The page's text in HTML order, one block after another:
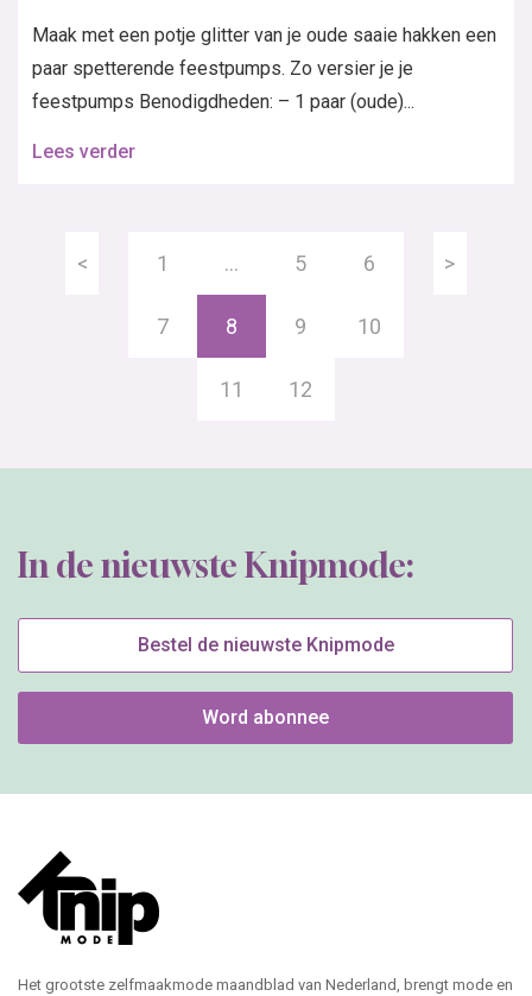
Maak met een potje glitter van je oude saaie hakken een
paar spetterende feestpumps. Zo versier je je
feestpumps Benodigdheden: – 1 paar (oude)...
Lees verder
< 1 … 5 6
7 8 9 10
11 12
>
In de nieuwste Knipmode:
Bestel de nieuwste Knipmode
Word abonnee
Het grootste zelfmaakmode maandblad van Nederland, brengt mode en